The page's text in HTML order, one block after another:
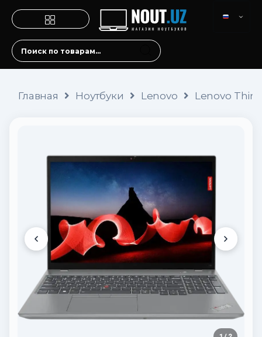
Главная Ноутбуки Lenovo Lenovo